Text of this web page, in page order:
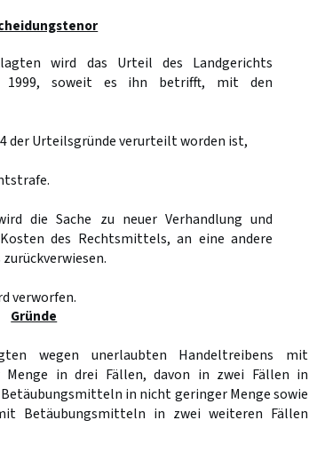
wird das Urteil des Landgerichts
1999, soweit es ihn betrifft, mit den
der Urteilsgründe verurteilt worden ist,
die Sache zu neuer Verhandlung und
des Rechtsmittels, an eine andere
verworfen.
Gründe
wegen unerlaubten Handeltreibens mit
in drei Fällen, davon in zwei Fällen in
in nicht geringer Menge sowie
Betäubungsmitteln in zwei weiteren Fällen